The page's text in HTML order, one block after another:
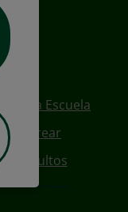
A La Escuela
Colorear
Adultos